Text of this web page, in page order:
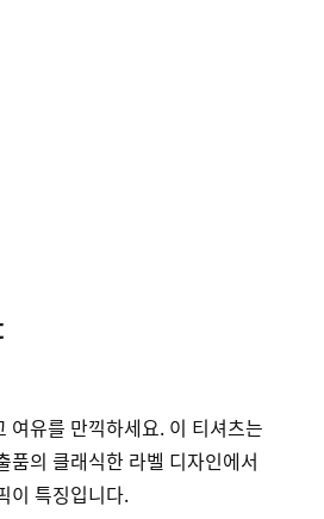
여유를 만끽하세요. 이 티셔츠는
품의 클래식한 라벨 디자인에서
이 특징입니다.